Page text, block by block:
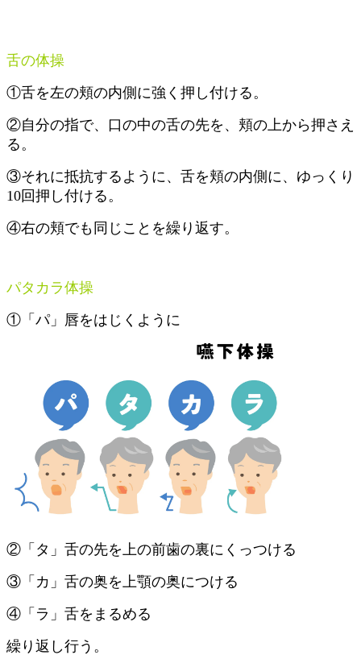
舌の体操
①舌を左の頬の内側に強く押し付ける。
②自分の指で、口の中の舌の先を、頬の上から押さえ
る。
③それに抵抗するように、舌を頬の内側に、ゆっくり
10回押し付ける。
④右の頬でも同じことを繰り返す。
パタカラ体操
①「パ」唇をはじくように
②「タ」舌の先を上の前歯の裏にくっつける
③「カ」舌の奥を上顎の奥につける
④「ラ」舌をまるめる
繰り返し行う。